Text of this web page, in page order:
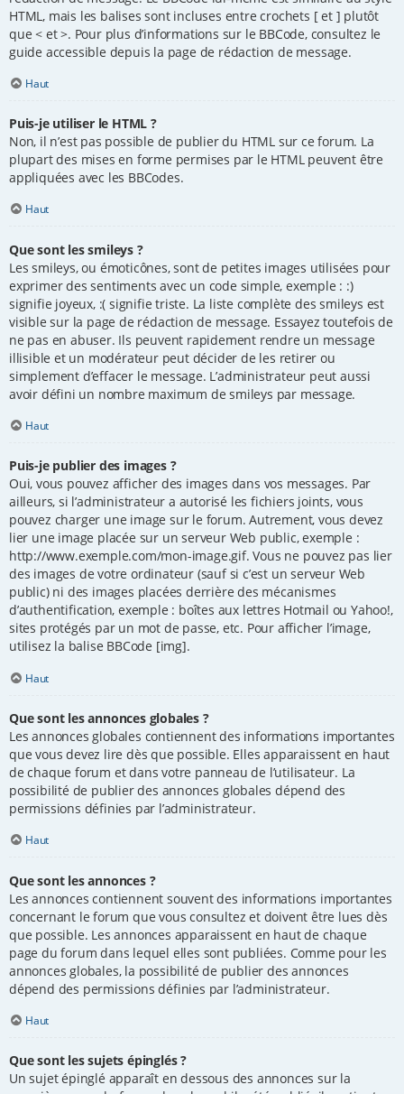
HTML, mais les balises sont incluses entre crochets [ et ] plutôt
que < et >. Pour plus d’informations sur le BBCode, consultez le
guide accessible depuis la page de rédaction de message.
Haut
Puis-je utiliser le HTML ?
Non, il n’est pas possible de publier du HTML sur ce forum. La
plupart des mises en forme permises par le HTML peuvent être
appliquées avec les BBCodes.
Haut
Que sont les smileys ?
Les smileys, ou émoticônes, sont de petites images utilisées pour
exprimer des sentiments avec un code simple, exemple : :)
signifie joyeux, :( signifie triste. La liste complète des smileys est
visible sur la page de rédaction de message. Essayez toutefois de
ne pas en abuser. Ils peuvent rapidement rendre un message
illisible et un modérateur peut décider de les retirer ou
simplement d’effacer le message. L’administrateur peut aussi
avoir défini un nombre maximum de smileys par message.
Haut
Puis-je publier des images ?
Oui, vous pouvez afficher des images dans vos messages. Par
ailleurs, si l’administrateur a autorisé les fichiers joints, vous
pouvez charger une image sur le forum. Autrement, vous devez
lier une image placée sur un serveur Web public, exemple :
http://www.exemple.com/mon-image.gif. Vous ne pouvez pas lier
des images de votre ordinateur (sauf si c’est un serveur Web
public) ni des images placées derrière des mécanismes
d’authentification, exemple : boîtes aux lettres Hotmail ou Yahoo!,
sites protégés par un mot de passe, etc. Pour afficher l’image,
utilisez la balise BBCode [img].
Haut
Que sont les annonces globales ?
Les annonces globales contiennent des informations importantes
que vous devez lire dès que possible. Elles apparaissent en haut
de chaque forum et dans votre panneau de l’utilisateur. La
possibilité de publier des annonces globales dépend des
permissions définies par l’administrateur.
Haut
Que sont les annonces ?
Les annonces contiennent souvent des informations importantes
concernant le forum que vous consultez et doivent être lues dès
que possible. Les annonces apparaissent en haut de chaque
page du forum dans lequel elles sont publiées. Comme pour les
annonces globales, la possibilité de publier des annonces
dépend des permissions définies par l’administrateur.
Haut
Que sont les sujets épinglés ?
Un sujet épinglé apparaît en dessous des annonces sur la